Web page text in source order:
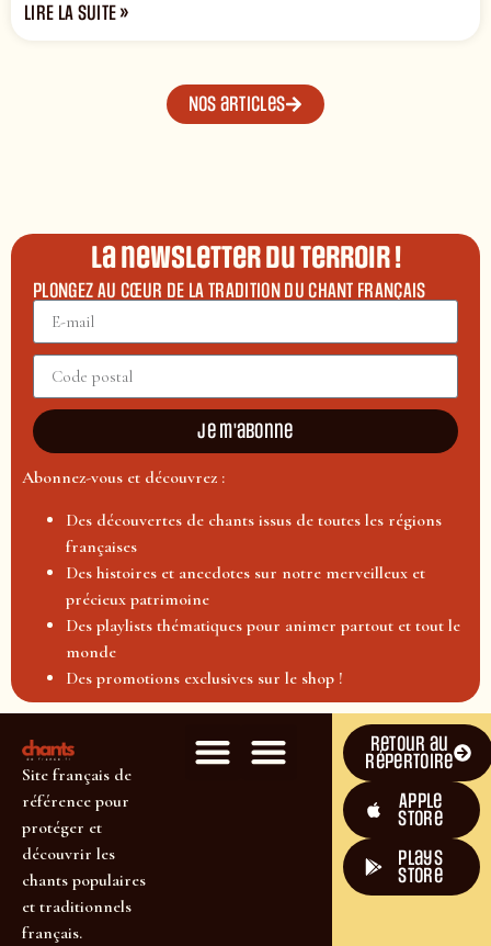
LIRE LA SUITE »
Nos articles
La newsletter du terroir !
PLONGEZ AU CŒUR DE LA TRADITION DU CHANT FRANÇAIS
Je m'abonne
Abonnez-vous et découvrez :
Des découvertes de chants issus de toutes les régions
françaises
Des histoires et anecdotes sur notre merveilleux et
précieux patrimoine
Des playlists thématiques pour animer partout et tout le
monde
Des promotions exclusives sur le shop !
Site français de
référence pour
protéger et
découvrir les
chants populaires
et traditionnels
français.
Retour au
répertoire
Apple
Store
plays
store